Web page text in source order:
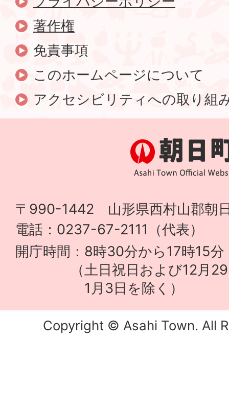
著作権
免責事項
このホームページについて
アクセシビリティへの取り組
〒990-1442 山形県西村山郡朝
電話：0237-67-2111（代表）
開庁時間：8時30分から17時15分
（土日祝日および12月29
1月3日を除く）
Copyright © Asahi Town. All